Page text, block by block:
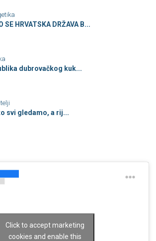
SE HRVATSKA DRŽAVA B...
dubrovačkog kuk...
svi gledamo, a rij...
Click to accept marketing
cookies and enable this